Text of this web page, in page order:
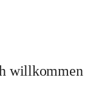
willkommen